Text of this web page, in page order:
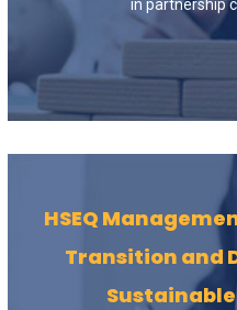
in partnership
HSEQ
Transition and